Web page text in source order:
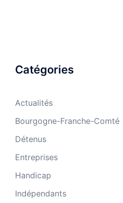
Catégories
Actualités
Bourgogne-Franche-Comté
Détenus
Entreprises
Handicap
Indépendants